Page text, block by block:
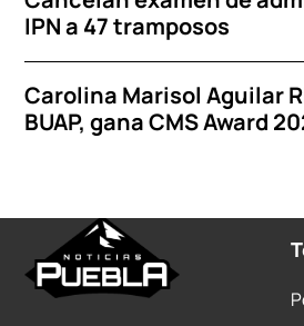
IPN a 47 tramposos
Carolina Marisol Aguilar
BUAP, gana CMS Award